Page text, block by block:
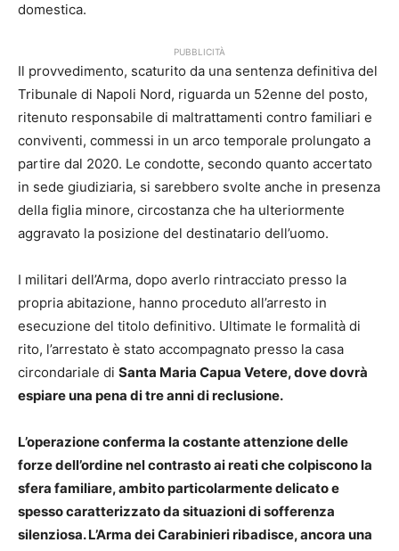
domestica.
PUBBLICITÀ
Il provvedimento, scaturito da una sentenza definitiva del
Tribunale di Napoli Nord, riguarda un 52enne del posto,
ritenuto responsabile di maltrattamenti contro familiari e
conviventi, commessi in un arco temporale prolungato a
partire dal 2020. Le condotte, secondo quanto accertato
in sede giudiziaria, si sarebbero svolte anche in presenza
della figlia minore, circostanza che ha ulteriormente
aggravato la posizione del destinatario dell’uomo.
I militari dell’Arma, dopo averlo rintracciato presso la
propria abitazione, hanno proceduto all’arresto in
esecuzione del titolo definitivo. Ultimate le formalità di
rito, l’arrestato è stato accompagnato presso la casa
circondariale di Santa Maria Capua Vetere, dove dovrà
espiare una pena di tre anni di reclusione.
L’operazione conferma la costante attenzione delle
forze dell’ordine nel contrasto ai reati che colpiscono la
sfera familiare, ambito particolarmente delicato e
spesso caratterizzato da situazioni di sofferenza
silenziosa. L’Arma dei Carabinieri ribadisce, ancora una